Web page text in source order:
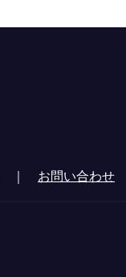
｜ お問い合わせ